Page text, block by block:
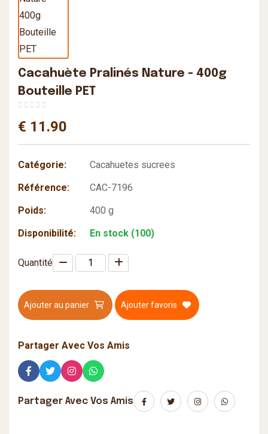
Cacahuète Pralinés Nature - 400g
Bouteille PET
€ 11.90
Catégorie:
Cacahuetes sucrees
Référence:
CAC-7196
Poids:
400 g
Disponibilité:
En stock (100)
Quantité
Ajouter au panier Ajouter favoris
Partager Avec Vos Amis
Partager Avec Vos Amis